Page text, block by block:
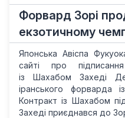
Форвард Зорі
екзотичному
Японська Авіспа
сайті про
із Шахабом Захеді
іранського форварда
Контракт із Шахабом
Захеді приєднався до